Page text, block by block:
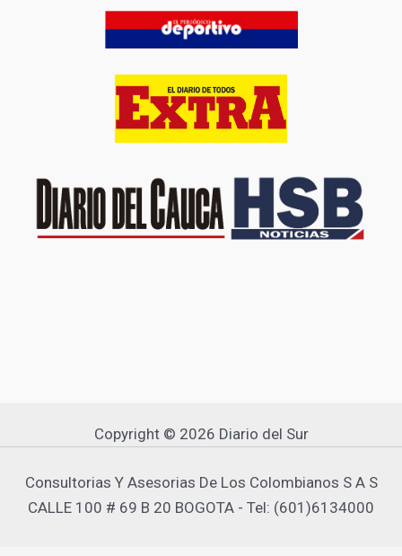
Copyright © 2026 Diario del Sur
Consultorias Y Asesorias De Los Colombianos S A S
CALLE 100 # 69 B 20 BOGOTA - Tel: (601)6134000